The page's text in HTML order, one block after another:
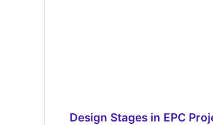
Design Stages in EPC